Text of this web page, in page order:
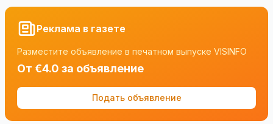
Реклама в газете
Разместите объявление в печатном выпуске VISINFO
От €4.0 за объявление
Подать объявление